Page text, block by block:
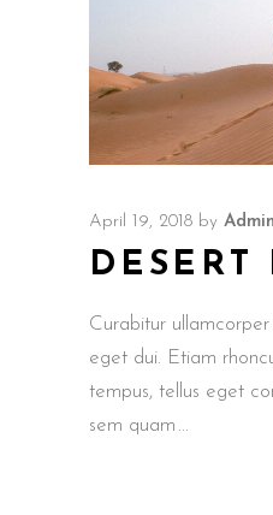
April 19, 2018 by Admin
DESERT
Curabitur
eget dui. Etiam
tempus, tellus eget
sem quam